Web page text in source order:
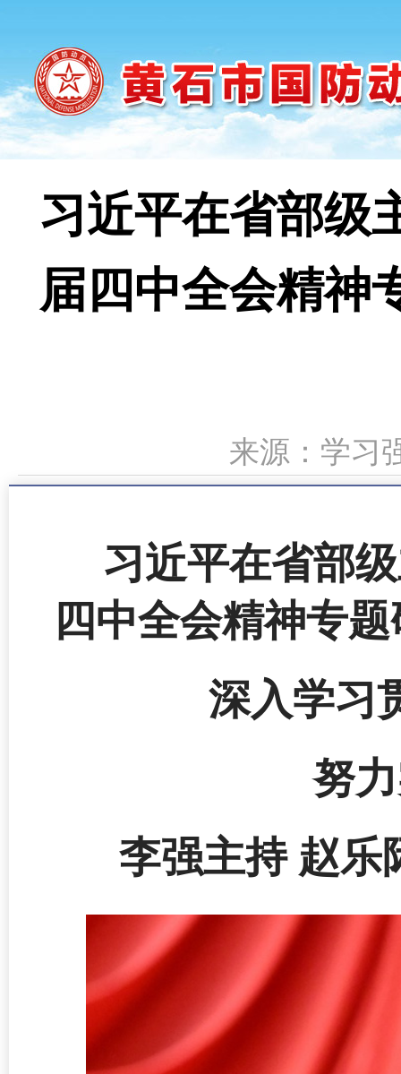
习近平在省部级
届四中全会精神
来源：学
习近平在省部
四中全会精神专
深入学习
努
李强主持 赵乐